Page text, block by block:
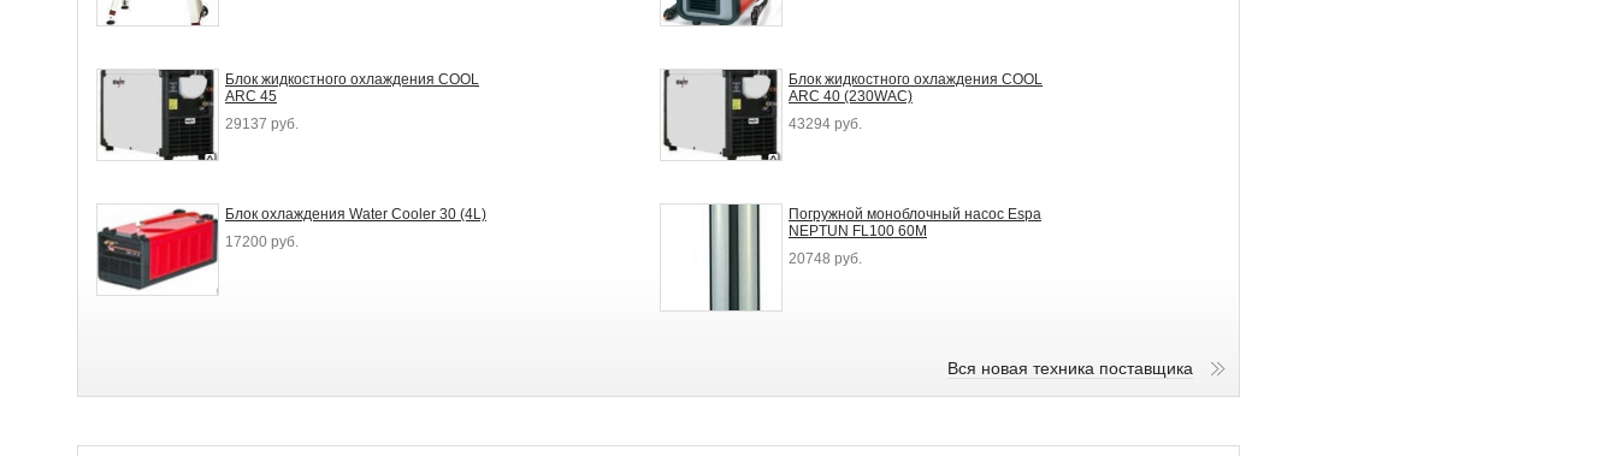
Блок жидкостного охлаждения COOL
ARC 45
29137 руб.
Блок жидкостного охлаждения COOL
ARC 40 (230WAC)
43294 руб.
Блок охлаждения Water Cooler 30 (4L)
17200 руб.
Погружной моноблочный насос Espa
NEPTUN FL100 60M
20748 руб.
Вся новая техника поставщика